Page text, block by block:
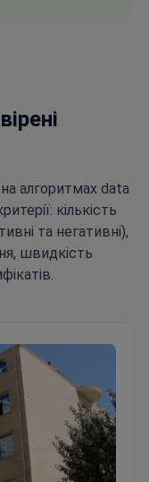
алгоритмах data
кількість
та негативні),
швидкість